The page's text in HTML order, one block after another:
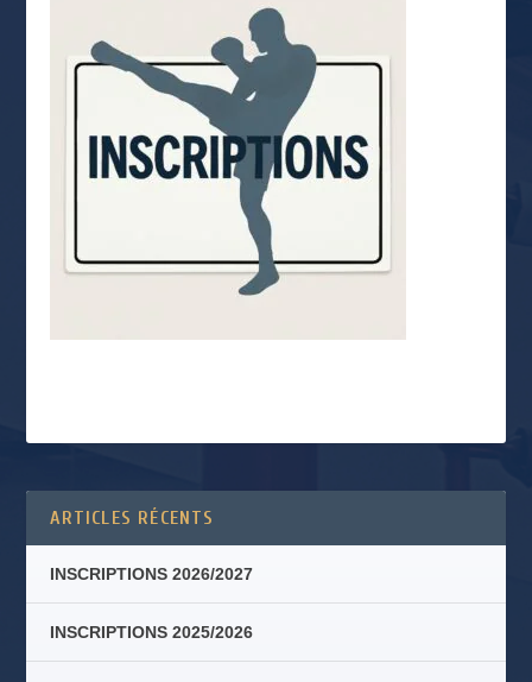
ARTICLES RÉCENTS
INSCRIPTIONS 2026/2027
INSCRIPTIONS 2025/2026